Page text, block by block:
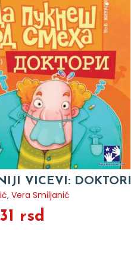
VICEVI: DOKTORI
, Vera Smiljanić
rsd